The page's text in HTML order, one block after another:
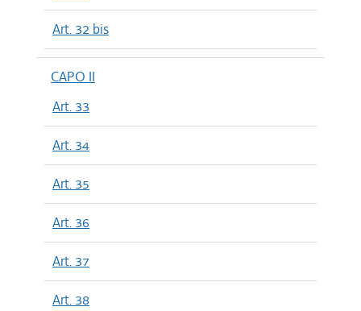
Art. 32 bis
CAPO II
Art. 33
Art. 34
Art. 35
Art. 36
Art. 37
Art. 38